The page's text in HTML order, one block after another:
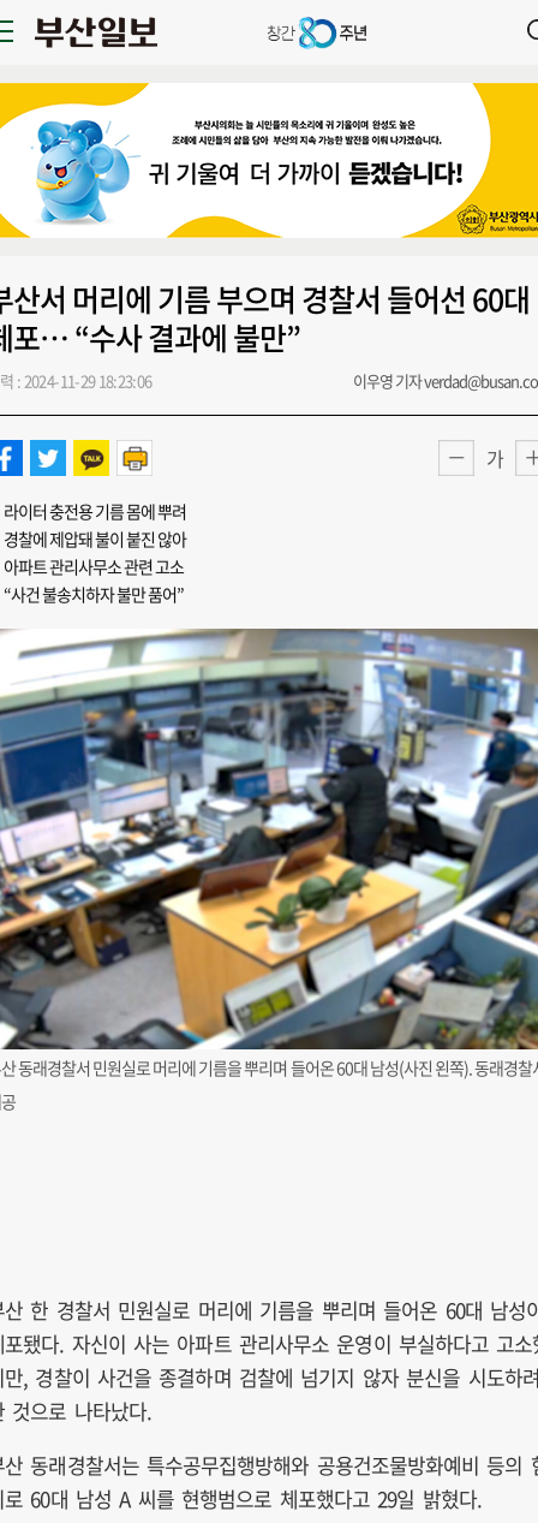
산서 머리에 기름 부으며 경찰서 들어선 60대
포… “수사 결과에 불만”
: 2024-11-29 18:23:06 이우영 기자
가
라이터 충전용 기름 몸에 뿌려
경찰에 제압돼 불이 붙진 않아
아파트 관리사무소 관련 고소
“사건 불송치하자 불만 품어”
동래경찰서 민원실로 머리에 기름을 뿌리며 들어온 60대 남성(사진 왼쪽). 동래경찰
산 한 경찰서 민원실로 머리에 기름을 뿌리며 들어온 60대 남성
포됐다. 자신이 사는 아파트 관리사무소 운영이 부실하다고 고소
만, 경찰이 사건을 종결하며 검찰에 넘기지 않자 분신을 시도하
것으로 나타났다.
산 동래경찰서는 특수공무집행방해와 공용건조물방화예비 등의
로 60대 남성 A 씨를 현행범으로 체포했다고 29일 밝혔다.